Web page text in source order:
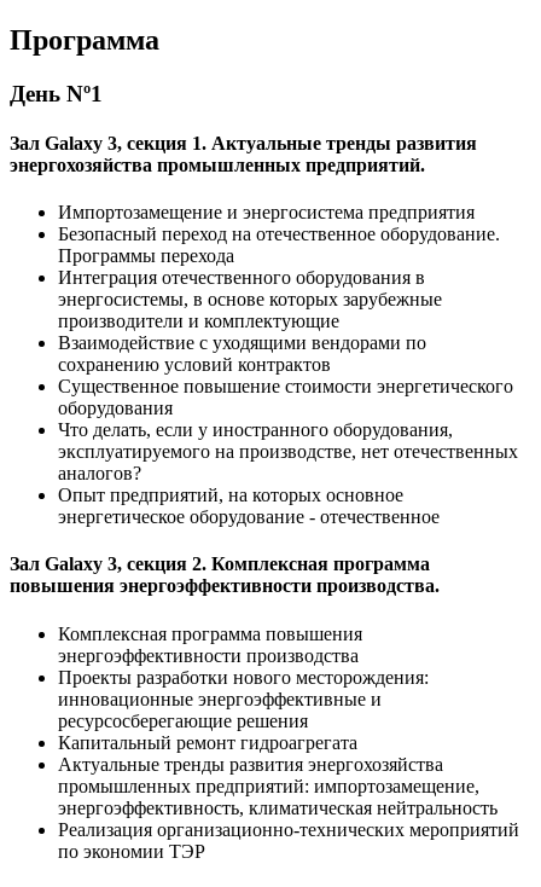
Программа
День Nº1
Зал Galaxy 3, секция 1. Актуальные тренды развития
энергохозяйства промышленных предприятий.
Импортозамещение и энергосистема предприятия
Безопасный переход на отечественное оборудование.
Программы перехода
Интеграция отечественного оборудования в
энергосистемы, в основе которых зарубежные
производители и комплектующие
Взаимодействие с уходящими вендорами по
сохранению условий контрактов
Существенное повышение стоимости энергетического
оборудования
Что делать, если у иностранного оборудования,
эксплуатируемого на производстве, нет отечественных
аналогов?
Опыт предприятий, на которых основное
энергетическое оборудование - отечественное
Зал Galaxy 3, секция 2. Комплексная программа
повышения энергоэффективности производства.
Комплексная программа повышения
энергоэффективности производства
Проекты разработки нового месторождения:
инновационные энергоэффективные и
ресурсосберегающие решения
Капитальный ремонт гидроагрегата
Актуальные тренды развития энергохозяйства
промышленных предприятий: импортозамещение,
энергоэффективность, климатическая нейтральность
Реализация организационно-технических мероприятий
по экономии ТЭР